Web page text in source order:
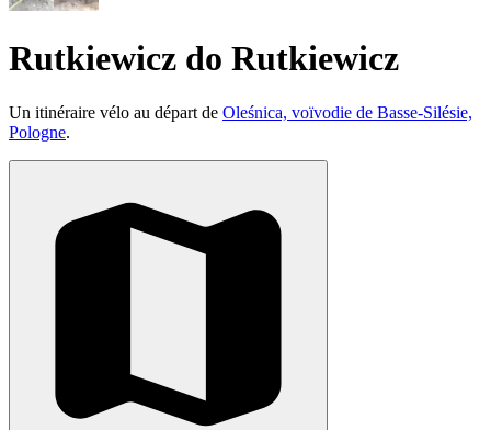
Rutkiewicz do Rutkiewicz
Un itinéraire vélo au départ de Oleśnica, voïvodie de Basse-Silésie,
Pologne.